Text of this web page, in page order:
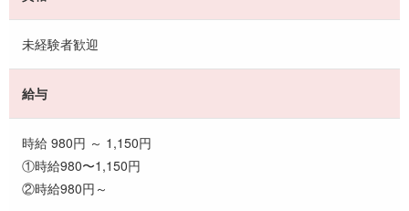
未経験者歓迎
給与
時給 980円 ～ 1,150円
①時給980〜1,150円
②時給980円～